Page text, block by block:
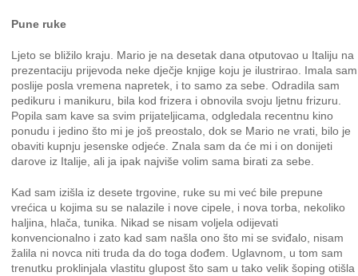
Pune ruke
Ljeto se bližilo kraju. Mario je na desetak dana otputovao u Italiju na
prezentaciju prijevoda neke dječje knjige koju je ilustrirao. Imala sam
poslije posla vremena napretek, i to samo za sebe. Odradila sam
pedikuru i manikuru, bila kod frizera i obnovila svoju ljetnu frizuru.
Popila sam kave sa svim prijateljicama, odgledala recentnu kino
ponudu i jedino što mi je još preostalo, dok se Mario ne vrati, bilo je
obaviti kupnju jesenske odjeće. Znala sam da će mi i on donijeti
darove iz Italije, ali ja ipak najviše volim sama birati za sebe.
Kad sam izišla iz desete trgovine, ruke su mi već bile prepune
vrećica u kojima su se nalazile i nove cipele, i nova torba, nekoliko
haljina, hlača, tunika. Nikad se nisam voljela odijevati
konvencionalno i zato kad sam našla ono što mi se sviđalo, nisam
žalila ni novca niti truda da do toga dođem. Uglavnom, u tom sam
trenutku proklinjala vlastitu glupost što sam u tako velik šoping otišla